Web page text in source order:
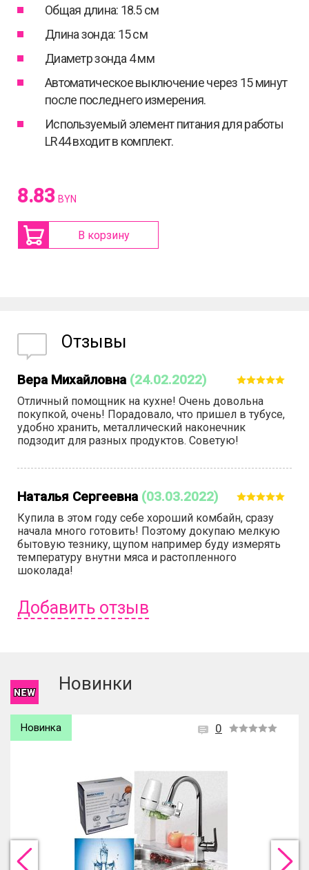
Общая длина: 18.5 см
Длина зонда: 15 см
Диаметр зонда 4 мм
Автоматическое выключение через 15 минут
после последнего измерения.
Используемый элемент питания для работы
LR44 входит в комплект.
8.83 BYN
В корзину
Отзывы
Вера Михайловна (24.02.2022)
Отличный помощник на кухне! Очень довольна
покупкой, очень! Порадовало, что пришел в тубусе,
удобно хранить, металлический наконечник
подзодит для разных продуктов. Советую!
Наталья Сергеевна (03.03.2022)
Купила в этом году себе хороший комбайн, сразу
начала много готовить! Поэтому докупаю мелкую
бытовую тезнику, щупом например буду измерять
температуру внутни мяса и растопленного
шоколада!
Добавить отзыв
Новинки
0
Новинка